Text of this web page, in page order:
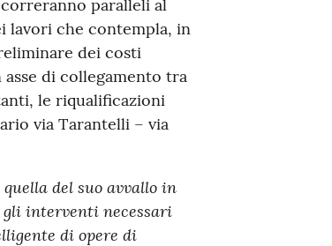
paralleli al
lavori che contempla, in
dei costi
di collegamento tra
le riqualificazioni
via Tarantelli – via
del suo avvallo in
interventi necessari
di opere di